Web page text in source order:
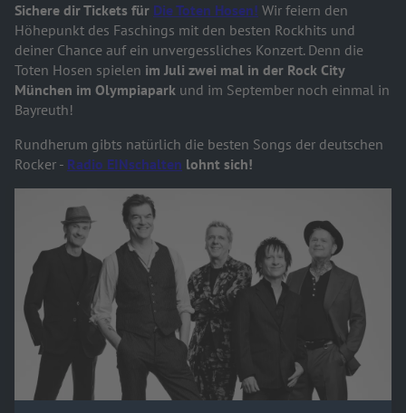
Sichere dir Tickets für Die Toten Hosen! Wir feiern den
Höhepunkt des Faschings mit den besten Rockhits und
deiner Chance auf ein unvergessliches Konzert. Denn die
Toten Hosen spielen im Juli zwei mal in der Rock City
München im Olympiapark und im September noch einmal in
Bayreuth!
Rundherum gibts natürlich die besten Songs der deutschen
Rocker - Radio EINschalten lohnt sich!